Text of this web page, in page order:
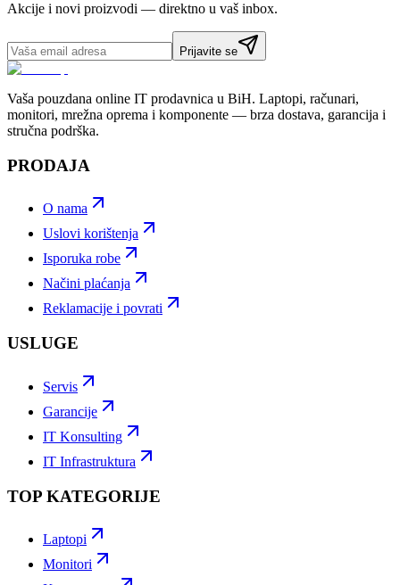
Akcije i novi proizvodi — direktno u vaš inbox.
Prijavite se
Vaša pouzdana online IT prodavnica u BiH. Laptopi, računari,
monitori, mrežna oprema i komponente — brza dostava, garancija i
stručna podrška.
PRODAJA
O nama
Uslovi korištenja
Isporuka robe
Načini plaćanja
Reklamacije i povrati
USLUGE
Servis
Garancije
IT Konsulting
IT Infrastruktura
TOP KATEGORIJE
Laptopi
Monitori